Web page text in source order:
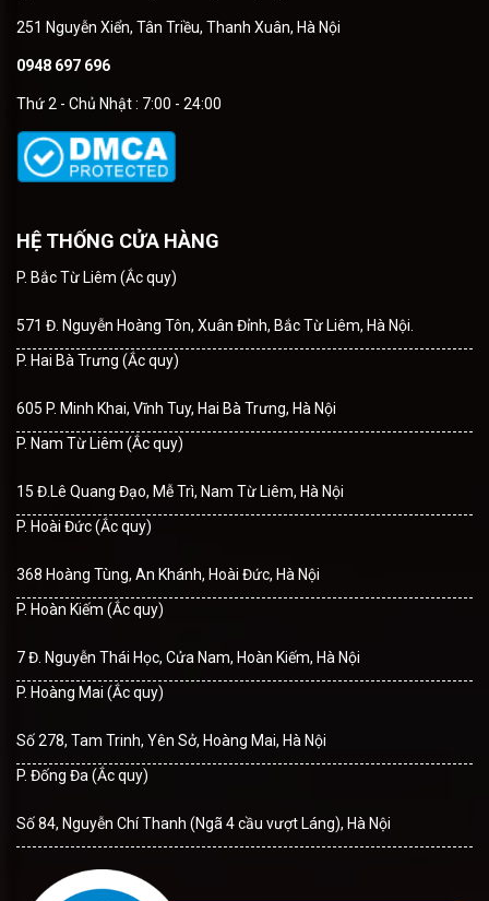
251 Nguyễn Xiển, Tân Triều, Thanh Xuân, Hà Nội
0948 697 696
Thứ 2 - Chủ Nhật : 7:00 - 24:00
HỆ THỐNG CỬA HÀNG
P. Bắc Từ Liêm (Ắc quy)
571 Đ. Nguyễn Hoàng Tôn, Xuân Đỉnh, Bắc Từ Liêm, Hà Nội.
P. Hai Bà Trưng (Ắc quy)
605 P. Minh Khai, Vĩnh Tuy, Hai Bà Trưng, Hà Nội
P. Nam Từ Liêm (Ắc quy)
15 Đ.Lê Quang Đạo, Mễ Trì, Nam Từ Liêm, Hà Nội
P. Hoài Đức (Ắc quy)
368 Hoàng Tùng, An Khánh, Hoài Đức, Hà Nội
P. Hoàn Kiếm (Ắc quy)
7 Đ. Nguyễn Thái Học, Cửa Nam, Hoàn Kiếm, Hà Nội
P. Hoàng Mai (Ắc quy)
Số 278, Tam Trinh, Yên Sở, Hoàng Mai, Hà Nội
P. Đống Đa (Ắc quy)
Số 84, Nguyễn Chí Thanh (Ngã 4 cầu vượt Láng), Hà Nội